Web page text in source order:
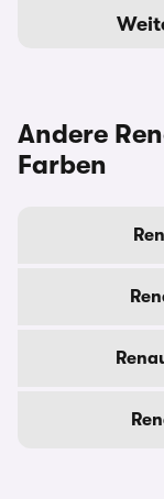
Andere
Farben